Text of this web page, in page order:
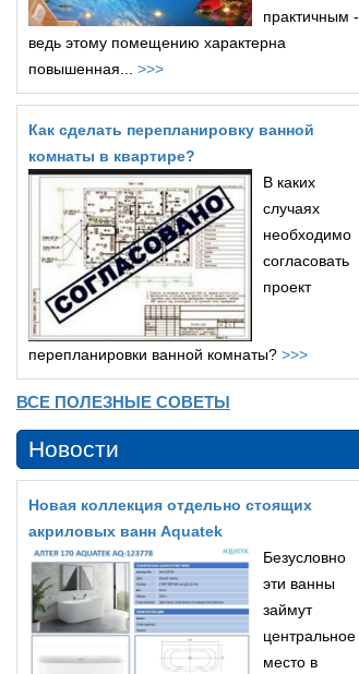
практичным -
ведь этому помещению характерна
повышенная... >>>
Как сделать перепланировку ванной
комнаты в квартире?
В каких
случаях
необходимо
согласовать
проект
перепланировки ванной комнаты? >>>
ВСЕ ПОЛЕЗНЫЕ СОВЕТЫ
Новости
Новая коллекция отдельно стоящих
акриловых ванн Aquatek
Безусловно
эти ванны
займут
центральное
место в